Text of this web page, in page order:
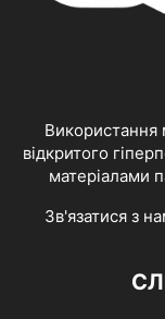
Використання
відкритого
матеріалами
Зв'язатися з